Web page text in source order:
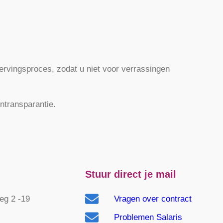
zodat u niet voor verrassingen
2 -19
Stuur direct je mail
Vragen over contract
Problemen Salaris